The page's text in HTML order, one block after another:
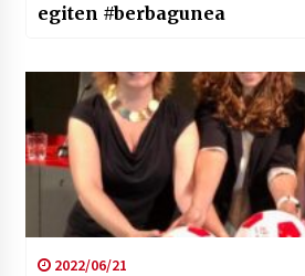
egiten #berbagunea
2022/06/21